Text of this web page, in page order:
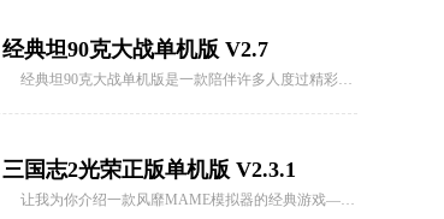
经典坦90克大战单机版 V2.7
经典坦90克大战单机版是一款陪伴许多人度过精彩童年的经典游戏。游戏极为简单，只需开炮即可将敌人消灭！它让玩家体验到刺激的坦克射击乐趣，是一款轻松上手的游戏。
三国志2光荣正版单机版 V2.3.1
让我为你介绍一款风靡MAME模拟器的经典游戏——三国志2光荣正版单机版！这款游戏由Capcom公司打造，堪称模拟游戏中的战略巅峰。别被它的老旧外表所迷惑，它可是能让你笑到牙齿掉下来的幽默之作！